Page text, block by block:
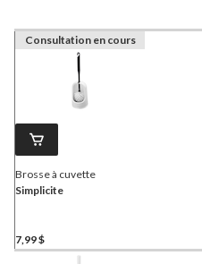
Consultation en cours
Brosse à cuvette
Simplicite
7,99 $